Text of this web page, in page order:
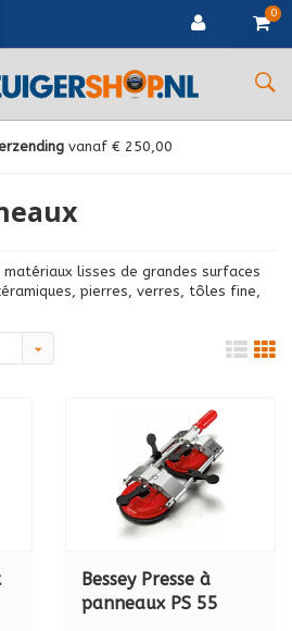
0
vanaf € 250,00
lisses de grandes surfaces
pierres, verres, tôles fine,
Bessey Presse à
panneaux PS 55